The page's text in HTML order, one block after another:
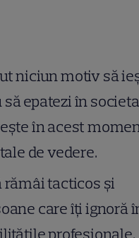
niciun motiv să
epatezi în
în acest
de vedere.
tacticos și
care îți ignoră